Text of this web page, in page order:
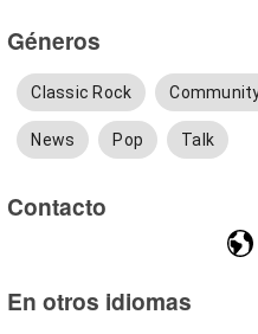
Géneros
Classic Rock
News Pop Talk
Contacto
En otros idiomas